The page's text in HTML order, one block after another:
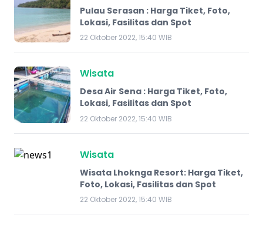
Pulau Serasan : Harga Tiket, Foto,
Lokasi, Fasilitas dan Spot
22 Oktober 2022, 15:40 WIB
Wisata
Desa Air Sena : Harga Tiket, Foto,
Lokasi, Fasilitas dan Spot
22 Oktober 2022, 15:40 WIB
Wisata
Wisata Lhoknga Resort: Harga Tiket,
Foto, Lokasi, Fasilitas dan Spot
22 Oktober 2022, 15:40 WIB